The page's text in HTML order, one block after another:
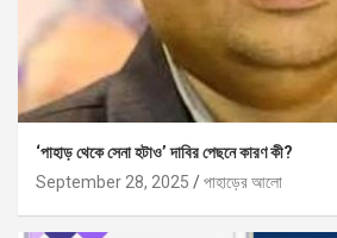
‘পাহাড় থেকে সেনা হটাও’ দাবির পেছনে কারণ কী?
September 28, 2025
পাহাড়ের আলো